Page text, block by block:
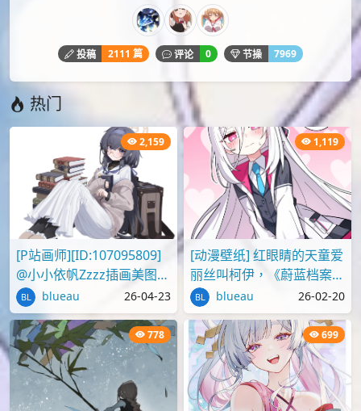
投稿 2111 篇 评论 0 节操 7969
热门
2,159
[P站画师][ID:107095809]
@小小依帆Zzzz插画美图作
品推荐blueau 26-04-23
1,119
[动漫壁纸] 红眼睛的天童爱
丽丝叫柯伊，《蔚蓝档案》
壁纸图片分享
blueau 26-02-20
778 699